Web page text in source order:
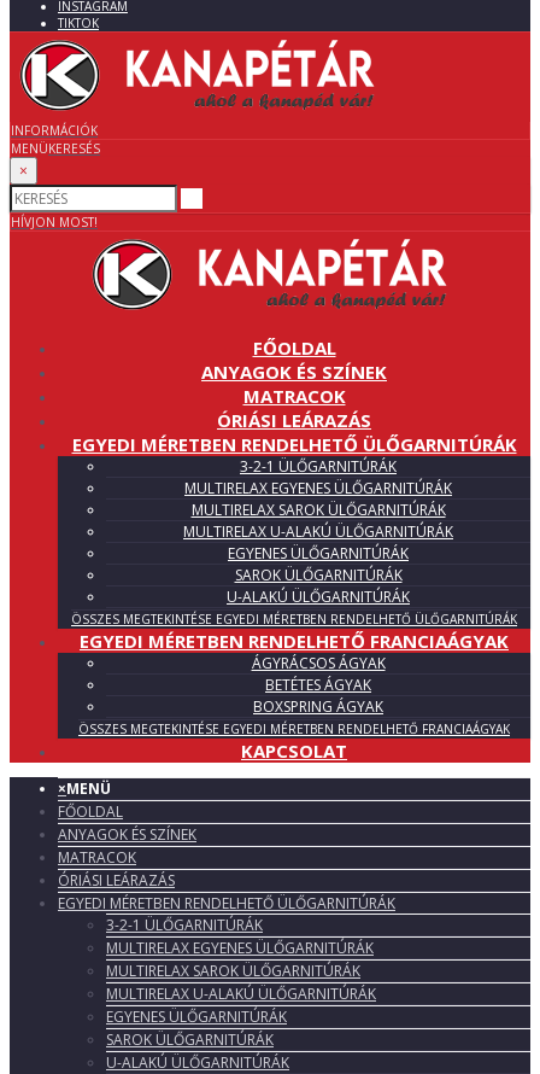
INSTAGRAM
TIKTOK
INFORMÁCIÓK
MENÜKERESÉS
×
HÍVJON MOST!
FŐOLDAL
ANYAGOK ÉS SZÍNEK
MATRACOK
ÓRIÁSI LEÁRAZÁS
EGYEDI MÉRETBEN RENDELHETŐ ÜLŐGARNITÚRÁK
3-2-1 ÜLŐGARNITÚRÁK
MULTIRELAX EGYENES ÜLŐGARNITÚRÁK
MULTIRELAX SAROK ÜLŐGARNITÚRÁK
MULTIRELAX U-ALAKÚ ÜLŐGARNITÚRÁK
EGYENES ÜLŐGARNITÚRÁK
SAROK ÜLŐGARNITÚRÁK
U-ALAKÚ ÜLŐGARNITÚRÁK
ÖSSZES MEGTEKINTÉSE EGYEDI MÉRETBEN RENDELHETŐ ÜLŐGARNITÚRÁK
EGYEDI MÉRETBEN RENDELHETŐ FRANCIAÁGYAK
ÁGYRÁCSOS ÁGYAK
BETÉTES ÁGYAK
BOXSPRING ÁGYAK
ÖSSZES MEGTEKINTÉSE EGYEDI MÉRETBEN RENDELHETŐ FRANCIAÁGYAK
KAPCSOLAT
×MENÜ
FŐOLDAL
ANYAGOK ÉS SZÍNEK
MATRACOK
ÓRIÁSI LEÁRAZÁS
EGYEDI MÉRETBEN RENDELHETŐ ÜLŐGARNITÚRÁK
3-2-1 ÜLŐGARNITÚRÁK
MULTIRELAX EGYENES ÜLŐGARNITÚRÁK
MULTIRELAX SAROK ÜLŐGARNITÚRÁK
MULTIRELAX U-ALAKÚ ÜLŐGARNITÚRÁK
EGYENES ÜLŐGARNITÚRÁK
SAROK ÜLŐGARNITÚRÁK
U-ALAKÚ ÜLŐGARNITÚRÁK